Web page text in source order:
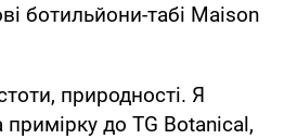
ботильйони-табі Maison
природності. Я
до TG Botanical,